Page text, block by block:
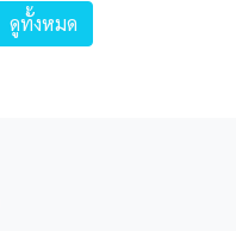
ดูทั้งหมด